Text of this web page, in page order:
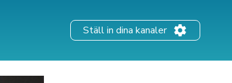
Ställ in dina kanaler